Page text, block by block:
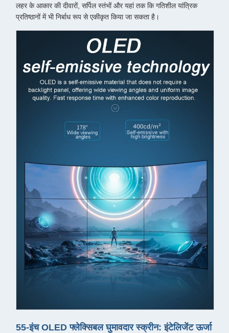
लहर के आकार की दीवारों, सर्पिल स्तंभों और यहां तक ​​कि गतिशील यांत्रिक
प्रतिष्ठानों में भी निर्बाध रूप से एकीकृत किया जा सकता है।
55-इंच OLED फ्लेक्सिबल घुमावदार स्क्रीन: इंटेलिजेंट ऊर्जा